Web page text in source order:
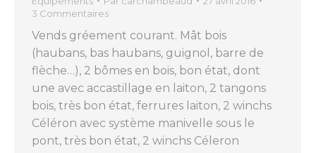
3 Commentaires
Vends gréement courant. Mât bois
(haubans, bas haubans, guignol, barre de
flèche…), 2 bômes en bois, bon état, dont
une avec accastillage en laiton, 2 tangons
bois, très bon état, ferrures laiton, 2 winchs
Céléron avec système manivelle sous le
pont, très bon état, 2 winchs Céleron